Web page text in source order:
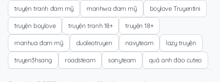
truyện tranh đam mỹ manhwa đam mỹ boylove Truyentini
truyện boylove truyện tranh 18+ truyện 18+
manhua đam mỹ dualeotruyen navyteam lazy truyện
truyen3hsang roadsteam sanyteam quả anh đào cuteo